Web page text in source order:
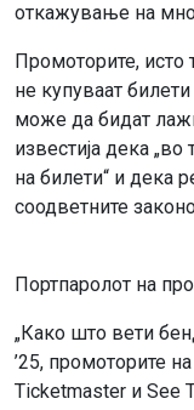
откажување на
Промоторите, исто
не купуваат
може да бидат
известија дека
на билети“ и дека
соодветните
Портпаролот на
„Како што вети
’25, промоторите
Ticketmaster и See